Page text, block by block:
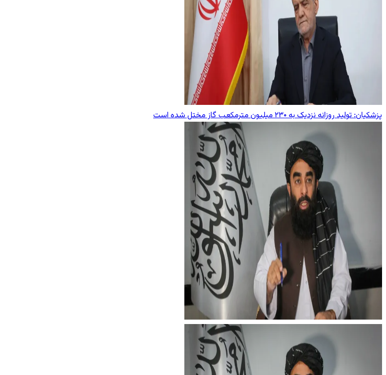
پزشکیان: تولید روزانه نزدیک به ۲۳۰ میلیون مترمکعب گاز مختل شده است